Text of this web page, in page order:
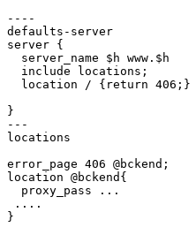
----
defaults-server
server {
  server_name $h www.$h
  include locations;
  location / {return 406;}
}
---
locations
error_page 406 @bckend;
location @bckend{
  proxy_pass ...
....
}